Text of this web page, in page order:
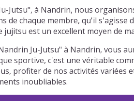
Jutsu", à Nandrin, nous
de chaque membre, qu'il
jujitsu est un excellent moyen de
Ju-Jutsu" à Nandrin, vous
sportive, c'est une véritable
profiter de nos activités
inoubliables.